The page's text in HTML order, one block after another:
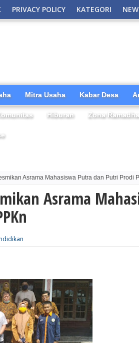
PRIVACY POLICY KATEGORI
Mitra Usaha Kabar Desa
Hiburan Zona
Asrama Mahasiswa Putra dan Putri Prodi
Asrama